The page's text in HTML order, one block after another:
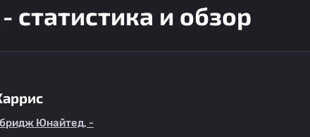
статистика и обзор
Юнайтед, -